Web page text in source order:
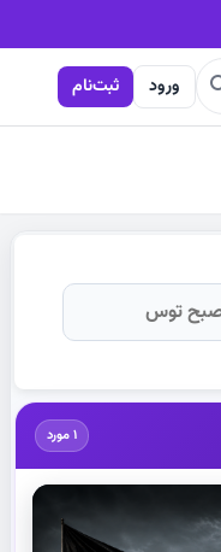
ورود ثبت‌نام
1 مورد